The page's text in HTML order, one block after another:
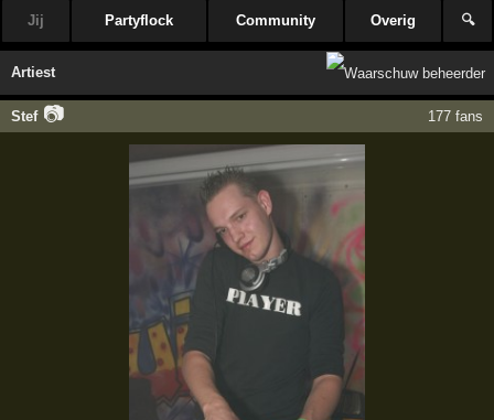
Jij Partyflock Community Overig 🔍
Artiest
Stef 📷 177 fans